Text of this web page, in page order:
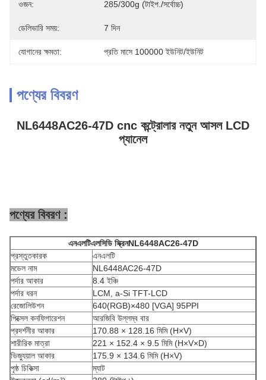
ওজন: 285/300g (টাইপ./সর্বোচ্চ)
ডেলিভারি সময়: 7 দিন
যোগানের ক্ষমতা: প্রতি মাসে 100000 ইউনিট/ইউনিট
পণ্যের বিবরণ
NL6448AC26-47D cnc কন্ট্রোলার নতুন আসল LCD
প্যানেল
পণ্যের বিবরণ :
এনএলটিএলসিডি স্ক্রিনNL6448AC26-47D
প্রস্তুতকারক
এনএলটি
মডেল নাম
NL6448AC26-47D
পর্দার আকার
8.4 ইঞ্চি
পর্দার ধরন
LCM, a-Si TFT-LCD
রেজোলিউশন
640(RGB)×480 [VGA] 95PPI
পিক্সেল কনফিগারেশন
আরজিবি উল্লম্ব বার
প্রদর্শনীর আকার
170.88 × 128.16 মিমি (H×V)
শারীরিক মাত্রা
221 × 152.4 × 9.5 মিমি (H×V×D)
ভিজ্যুয়াল আকার
175.9 × 134.6 মিমি (H×V)
পৃষ্ঠ চিকিত্সা
ম্যাট